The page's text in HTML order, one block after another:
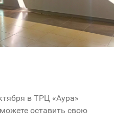
в ТРЦ «Аура»
оставить свою